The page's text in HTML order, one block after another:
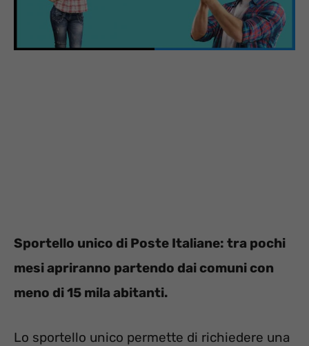
Sportello unico di Poste Italiane: tra pochi
mesi apriranno partendo dai comuni con
meno di 15 mila abitanti.
Lo sportello unico permette di richiedere una